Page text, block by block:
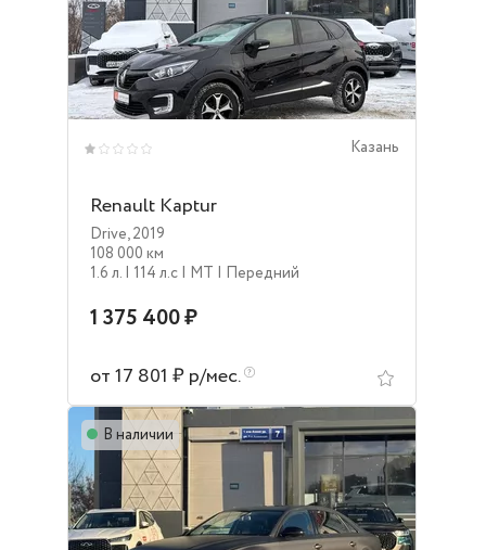
Казань
Renault Kaptur
Drive,2019
108 000 км
1.6 л. | 114 л.c | MT | Передний
1 375 400 ₽
от 17 801 ₽ р/мес.
В наличии